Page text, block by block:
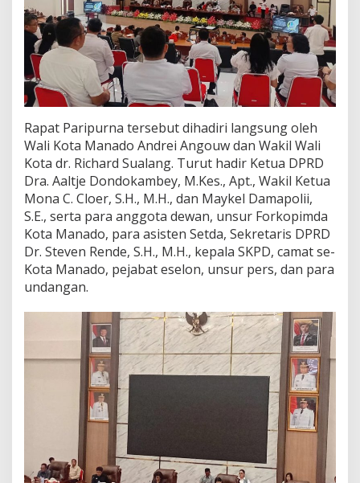
n
a
n
d
a
a
n
g
a
n
a
n
o
t
a
K
e
p
a
k
a
t
-
P
Rapat Paripurna tersebut dihadiri langsung oleh
Wali Kota Manado Andrei Angouw dan Wakil Wali
Kota dr. Richard Sualang. Turut hadir Ketua DPRD
Dra. Aaltje Dondokambey, M.Kes., Apt., Wakil Ketua
Mona C. Cloer, S.H., M.H., dan Maykel Damapolii,
S.E., serta para anggota dewan, unsur Forkopimda
Kota Manado, para asisten Setda, Sekretaris DPRD
Dr. Steven Rende, S.H., M.H., kepala SKPD, camat se-
Kota Manado, pejabat eselon, unsur pers, dan para
undangan.